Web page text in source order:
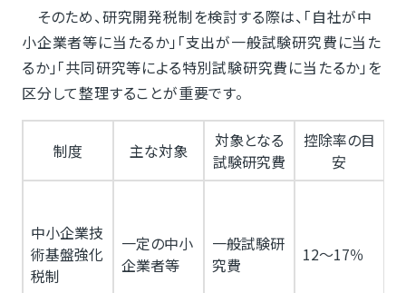
そのため、研究開発税制を検討する際は、「自社が中
小企業者等に当たるか」「支出が一般試験研究費に当た
るか」「共同研究等による特別試験研究費に当たるか」を
区分して整理することが重要です。
制度 主な対象
対象となる
試験研究費
控除率の目
安
中小企業技
術基盤強化
税制
一定の中小
企業者等
一般試験研
究費
12～17％